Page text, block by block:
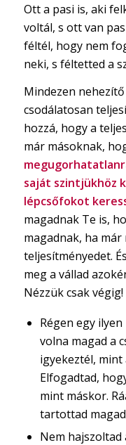
Ott a pasi is, aki
voltál, s ott van
féltél, hogy nem
neki, s féltetted a
Mindezen
csodálatosan
hozzá, hogy a
már másoknak,
saját szintjükhöz
lépcsőfokot
magadnak Te is,
magadnak, ha
teljesítményedet.
meg a vállad
Nézzük csak végig!
Régen egy
volna magad a
igyekeztél, mint
Elfogadtad,
mint máskor.
tartottad
Nem hajszoltad